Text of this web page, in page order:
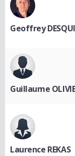
Geoffrey
Guillaume
Laurence REKAS